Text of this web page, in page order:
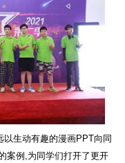
生动有趣的漫画PPT向同
案例,为同学们打开了更开